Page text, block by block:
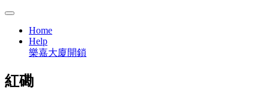
Home
Help
樂嘉大廈開鎖
紅磡